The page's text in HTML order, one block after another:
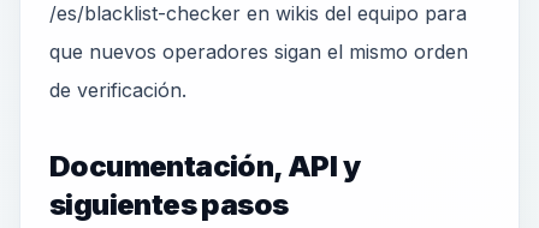
/es/blacklist-checker en wikis del equipo para
que nuevos operadores sigan el mismo orden
de verificación.
Documentación, API y
siguientes pasos